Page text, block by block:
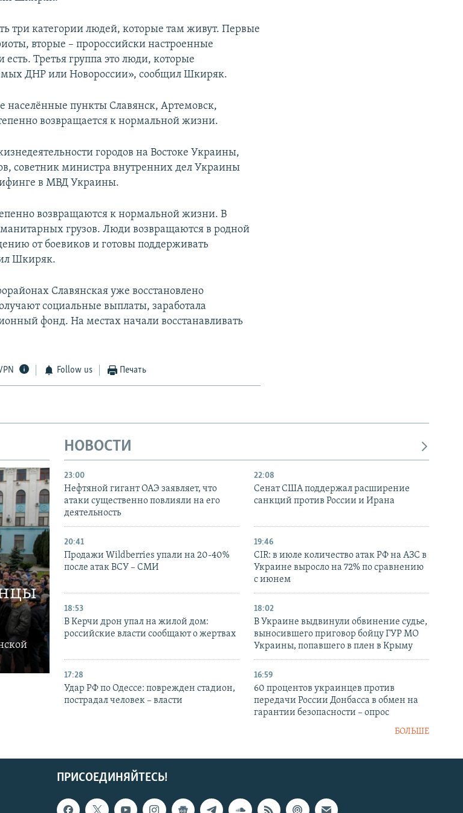
три категории людей, которые там живут. Первые
вторые – пророссийски настроенные
Третья группа это люди, которые
ДНР или Новороссии», сообщил Шкиряк.
населённые пункты Славянск, Артемовск,
возвращается к нормальной жизни.
городов на Востоке Украины,
советник министра внутренних дел Украины
в МВД Украины.
возвращаются к нормальной жизни. В
грузов. Люди возвращаются в родной
от боевиков и готовы поддерживать
Шкиряк.
Славянская уже восстановлено
социальные выплаты, заработала
фонд. На местах начали восстанавливать
Follow us Печать
НОВОСТИ
23:00
Нефтяной гигант ОАЭ заявляет, что
атаки существенно повлияли на его
деятельность
22:08
Сенат США поддержал расширение
санкций против России и Ирана
20:41
Продажи Wildberries упали на 20-40%
после атак ВСУ – СМИ
19:46
CIR: в июле количество атак РФ на АЗС в
Украине выросло на 72% по сравнению
с июнем
18:53
В Керчи дрон упал на жилой дом:
российские власти сообщают о жертвах
18:02
В Украине выдвинули обвинение судье,
выносившего приговор бойцу ГУР МО
Украины, попавшего в плен в Крыму
17:28
Удар РФ по Одессе: поврежден стадион,
пострадал человек – власти
16:59
60 процентов украинцев против
передачи России Донбасса в обмен на
гарантии безопасности – опрос
БОЛЬШЕ
ПРИСОЕДИНЯЙТЕСЬ!